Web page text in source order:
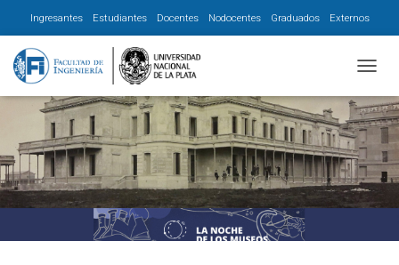
Ingresantes Estudiantes Docentes Nodocentes Graduados Externos